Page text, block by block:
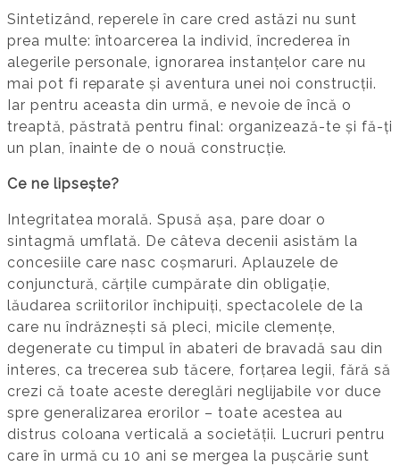
Sintetizând, reperele în care cred astăzi nu sunt
prea multe: întoarcerea la individ, încrederea în
alegerile personale, ignorarea instanțelor care nu
mai pot fi reparate și aventura unei noi construcții.
Iar pentru aceasta din urmă, e nevoie de încă o
treaptă, păstrată pentru final: organizează-te și fă-ți
un plan, înainte de o nouă construcție.
Ce ne lipsește?
Integritatea morală. Spusă așa, pare doar o
sintagmă umflată. De câteva decenii asistăm la
concesiile care nasc coșmaruri. Aplauzele de
conjunctură, cărțile cumpărate din obligație,
lăudarea scriitorilor închipuiți, spectacolele de la
care nu îndrăznești să pleci, micile clemențe,
degenerate cu timpul în abateri de bravadă sau din
interes, ca trecerea sub tăcere, forțarea legii, fără să
crezi că toate aceste dereglări neglijabile vor duce
spre generalizarea erorilor – toate acestea au
distrus coloana verticală a societății. Lucruri pentru
care în urmă cu 10 ani se mergea la pușcărie sunt